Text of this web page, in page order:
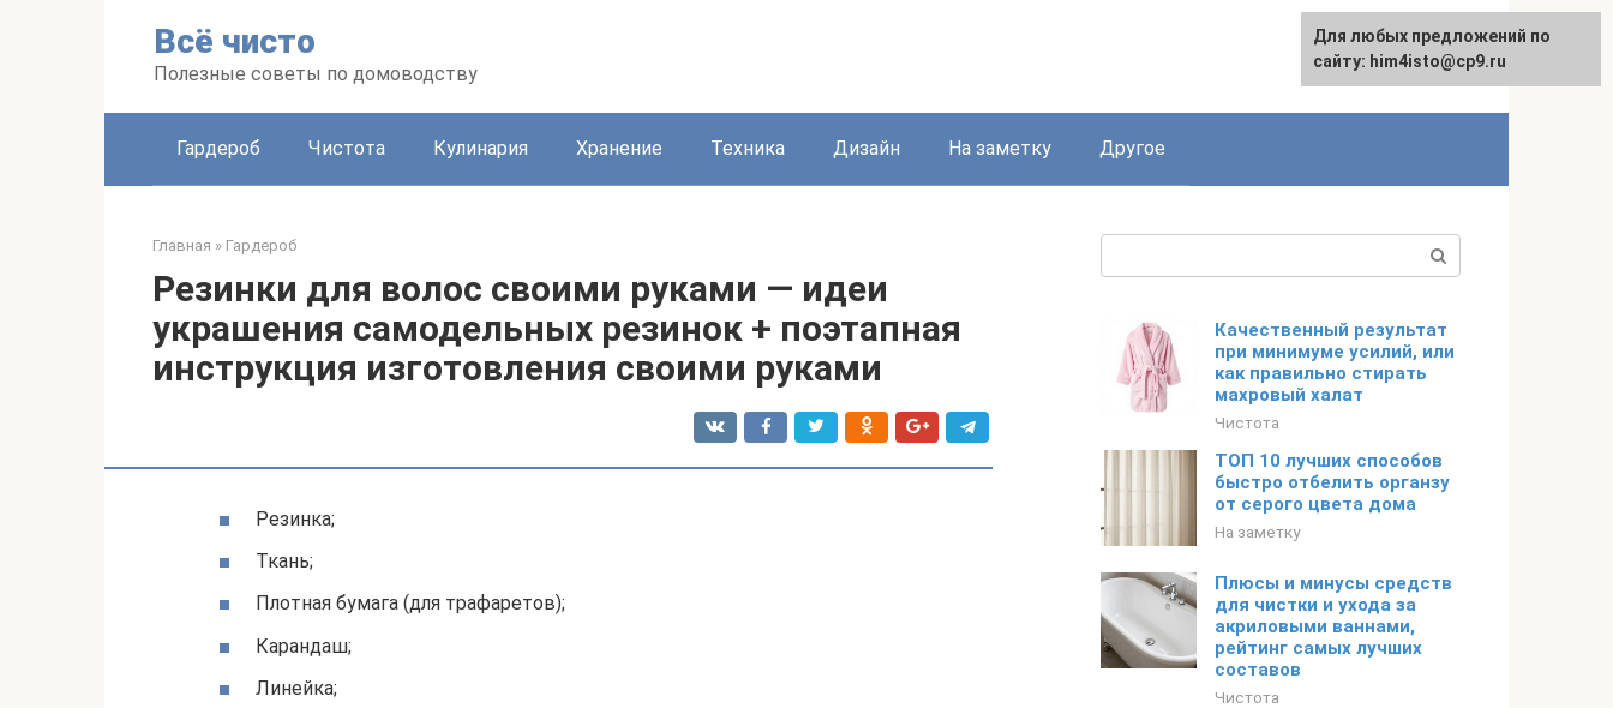
Всё чисто
Полезные советы по домоводству
Гардероб Чистота Кулинария Хранение Техника Дизайн На заметку Другое
Главная » Гардероб
Резинки для волос своими руками — идеи
украшения самодельных резинок + поэтапная
инструкция изготовления своими руками
Резинка;
Ткань;
Плотная бумага (для трафаретов);
Карандаш;
Линейка;
Качественный результат
при минимуме усилий, или
как правильно стирать
махровый халат
Чистота
ТОП 10 лучших способов
быстро отбелить органзу
от серого цвета дома
На заметку
Плюсы и минусы средств
для чистки и ухода за
акриловыми ваннами,
рейтинг самых лучших
составов
Чистота
Для любых предложений по
сайту: him4isto@cp9.ru